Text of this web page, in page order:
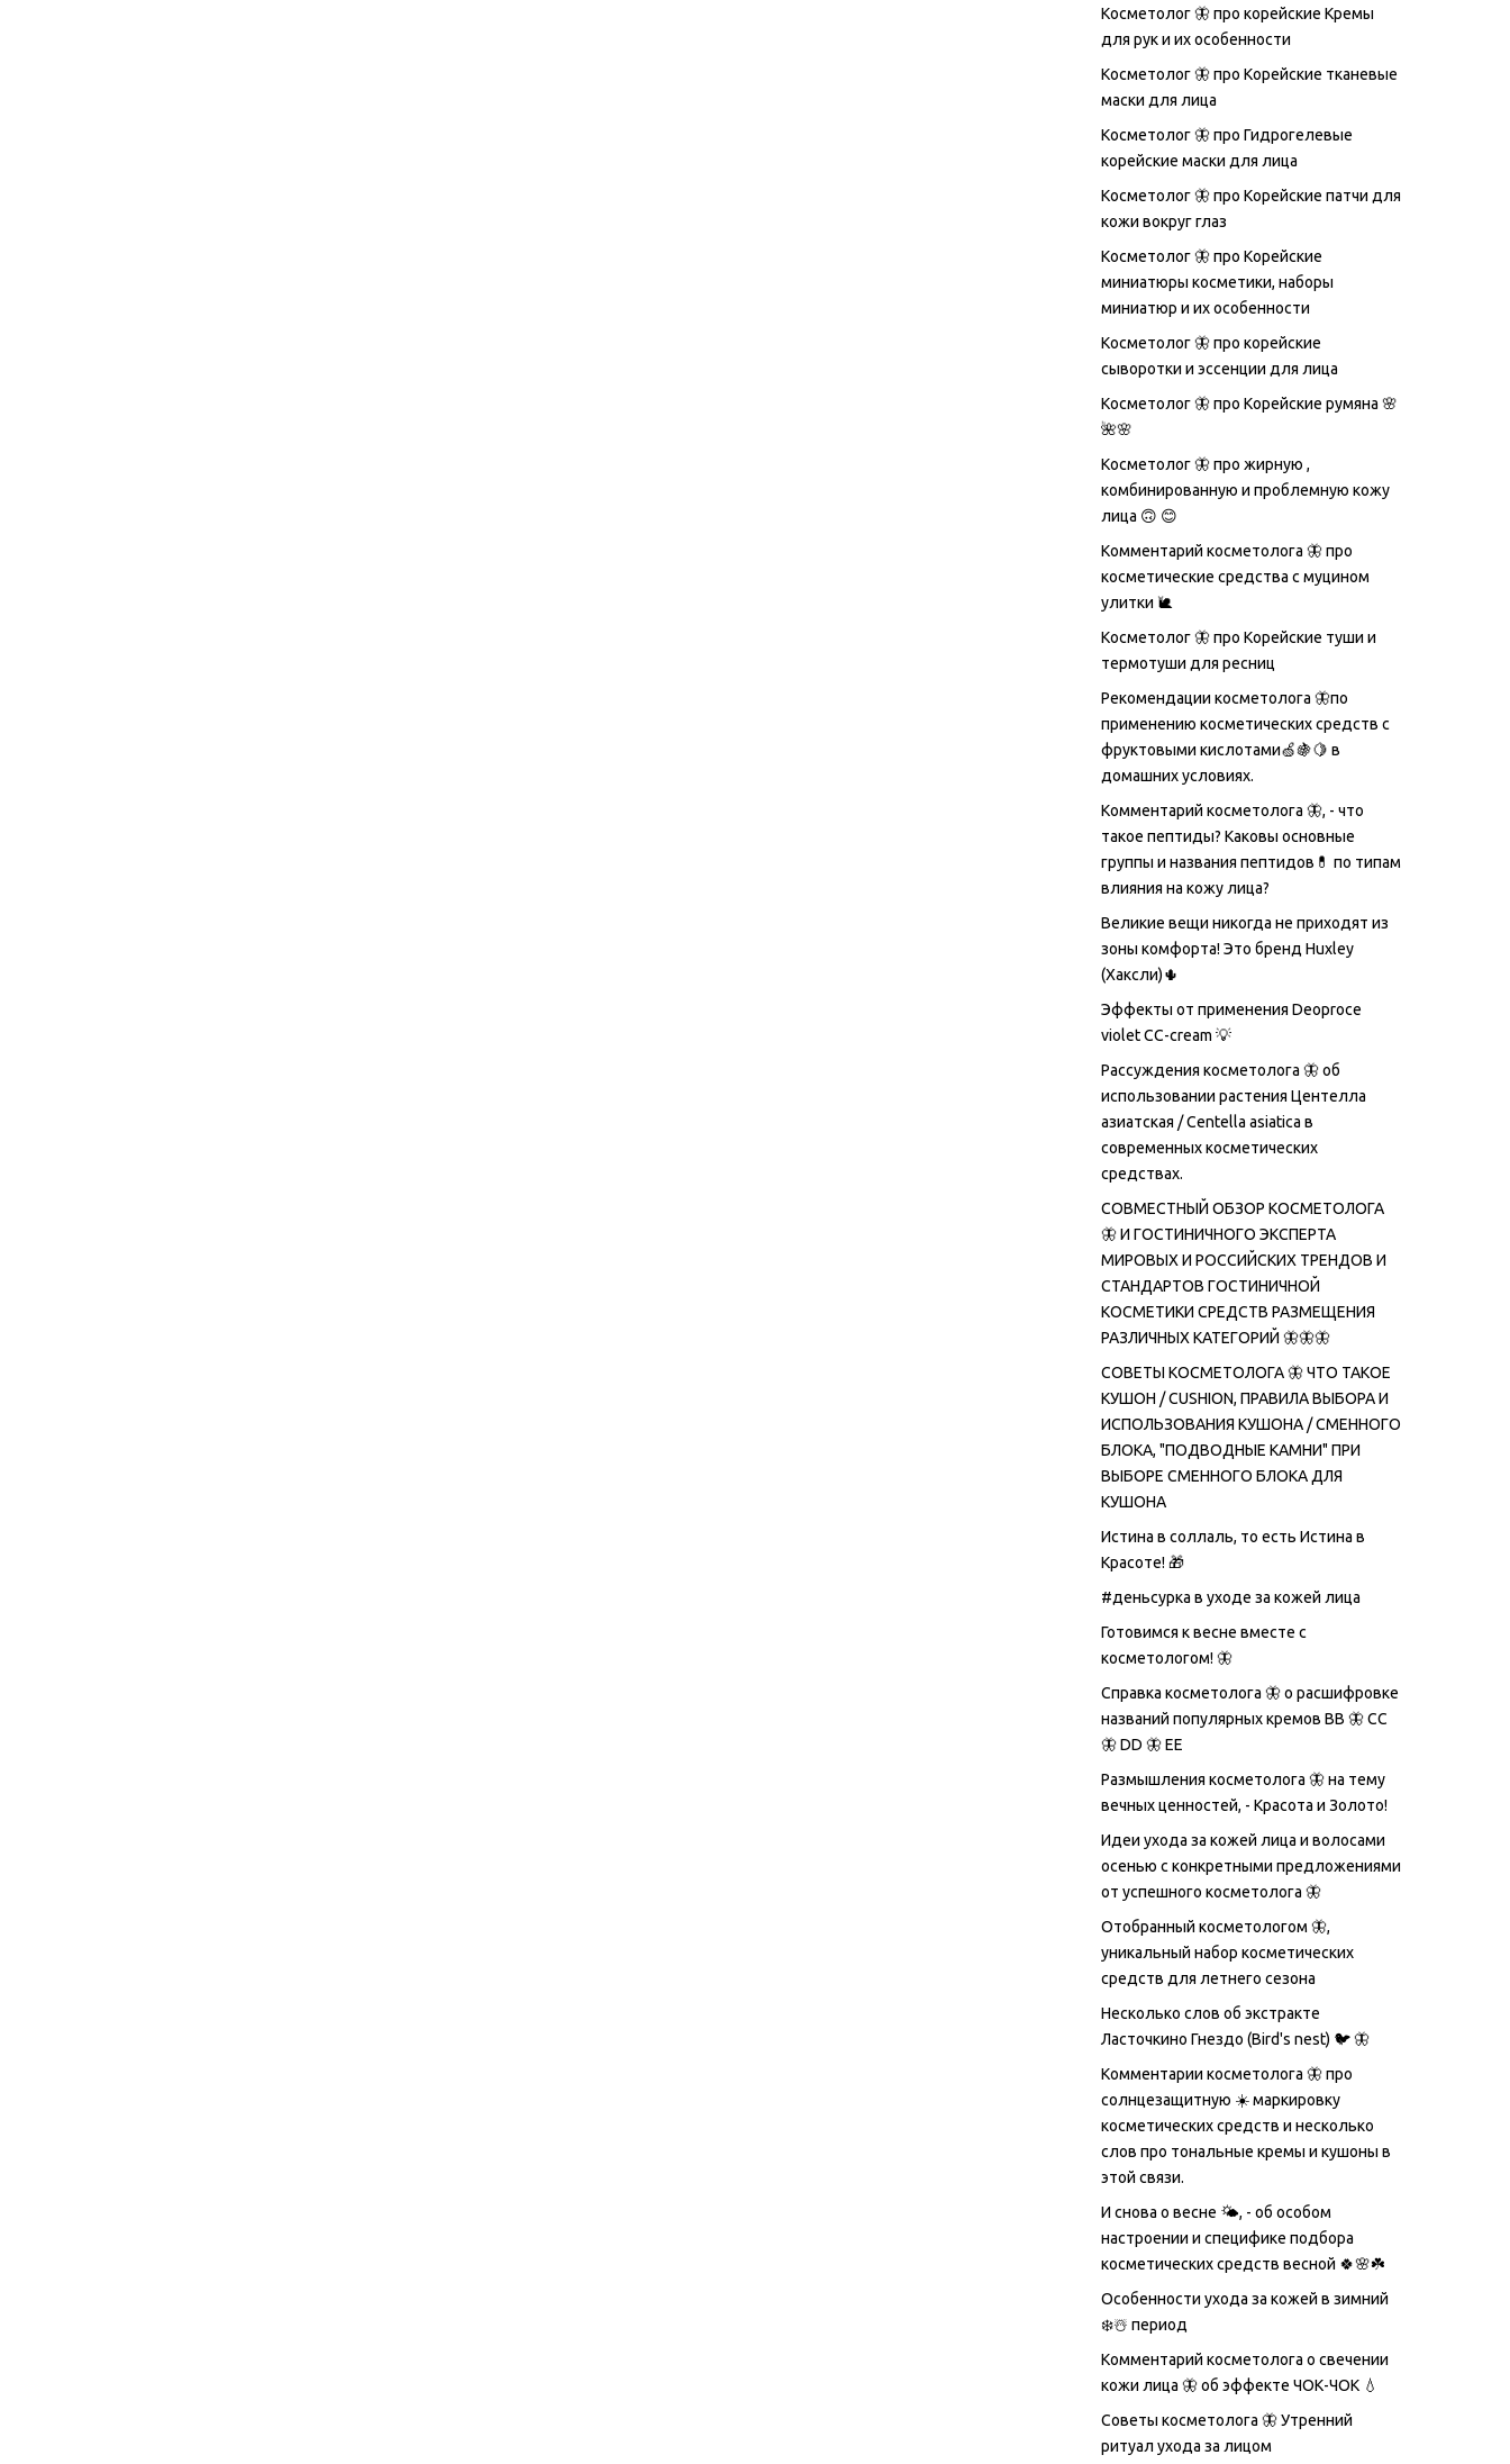
Косметолог 🦋 про корейские Кремы
для рук и их особенности
Косметолог 🦋 про Корейские тканевые
маски для лица
Косметолог 🦋 про Гидрогелевые
корейские маски для лица
Косметолог 🦋 про Корейские патчи для
кожи вокруг глаз
Косметолог 🦋 про Корейские
миниатюры косметики, наборы
миниатюр и их особенности
Косметолог 🦋 про корейские
сыворотки и эссенции для лица
Косметолог 🦋 про Корейские румяна 🌸
🌺🌸
Косметолог 🦋 про жирную ,
комбинированную и проблемную кожу
лица 🙃 😊
Комментарий косметолога 🦋 про
косметические средства с муцином
улитки 🐌
Косметолог 🦋 про Корейские туши и
термотуши для ресниц
Рекомендации косметолога 🦋по
применению косметических средств с
фруктовыми кислотами🍏🍇🍋 в
домашних условиях.
Комментарий косметолога 🦋, - что
такое пептиды? Каковы основные
группы и названия пептидов💊 по типам
влияния на кожу лица?
Великие вещи никогда не приходят из
зоны комфорта! Это бренд Huxley
(Хаксли)🌵
Эффекты от применения Deoproce
violet CC-сream 💡
Рассуждения косметолога 🦋 об
использовании растения Центелла
азиатская / Centella asiatica в
современных косметических
средствах.
СОВМЕСТНЫЙ ОБЗОР КОСМЕТОЛОГА
🦋 И ГОСТИНИЧНОГО ЭКСПЕРТА
МИРОВЫХ И РОССИЙСКИХ ТРЕНДОВ И
СТАНДАРТОВ ГОСТИНИЧНОЙ
КОСМЕТИКИ СРЕДСТВ РАЗМЕЩЕНИЯ
РАЗЛИЧНЫХ КАТЕГОРИЙ 🦋🦋🦋
СОВЕТЫ КОСМЕТОЛОГА 🦋 ЧТО ТАКОЕ
КУШОН / CUSHION, ПРАВИЛА ВЫБОРА И
ИСПОЛЬЗОВАНИЯ КУШОНА / СМЕННОГО
БЛОКА, "ПОДВОДНЫЕ КАМНИ" ПРИ
ВЫБОРЕ СМЕННОГО БЛОКА ДЛЯ
КУШОНА
Истина в соллаль, то есть Истина в
Красоте! 🎁
#деньсурка в уходе за кожей лица
Готовимся к весне вместе с
косметологом! 🦋
Справка косметолога 🦋 о расшифровке
названий популярных кремов ВВ 🦋 СС
🦋 DD 🦋 EE
Размышления косметолога 🦋 на тему
вечных ценностей, - Красота и Золото!
Идеи ухода за кожей лица и волосами
осенью с конкретными предложениями
от успешного косметолога 🦋
Отобранный косметологом 🦋,
уникальный набор косметических
средств для летнего сезона
Несколько слов об экстракте
Ласточкино Гнездо (Bird's nest) 🐦 🦋
Комментарии косметолога 🦋 про
солнцезащитную ☀️ маркировку
косметических средств и несколько
слов про тональные кремы и кушоны в
этой связи.
И снова о весне 🌤, - об особом
настроении и специфике подбора
косметических средств весной 🍀🌸☘️
Особенности ухода за кожей в зимний
❄️☃️ период
Комментарий косметолога о свечении
кожи лица 🦋 об эффекте ЧОК-ЧОК 💧
Советы косметолога 🦋 Утренний
ритуал ухода за лицом